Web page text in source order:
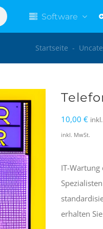
Software
Startseite -
10,00 €
inkl. MwSt.
IT-
erhalten